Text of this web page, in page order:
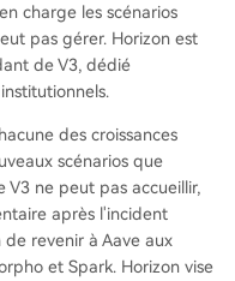
charge les scénarios
pas gérer. Horizon est
de V3, dédié
des croissances
scénarios que
ne peut pas accueillir,
après l'incident
de revenir à Aave aux
et Spark. Horizon vise